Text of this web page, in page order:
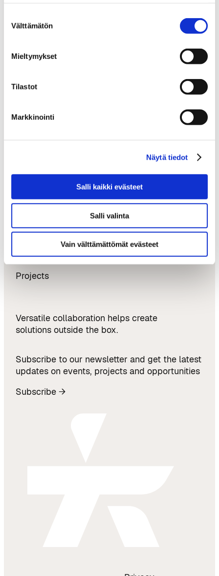
valinta
Välttämätön
Mieltymykset
Tilastot
Markkinointi
Näytä tiedot
Salli kaikki evästeet
Salli valinta
Vain välttämättömät evästeet
GPT-Lab –
From launch to 50+ researcher team:
Reality
3,000 Encounters, New Partnerships,
Softlandia – From Tampere to Austin and
Back: Growth, Internationalisation, and New
Ventures
Updates & Opportunities
Events
Projects
Versatile collaboration helps create
solutions outside the box.
Subscribe to our newsletter and get the latest
updates on events, projects and opportunities
Subscribe →